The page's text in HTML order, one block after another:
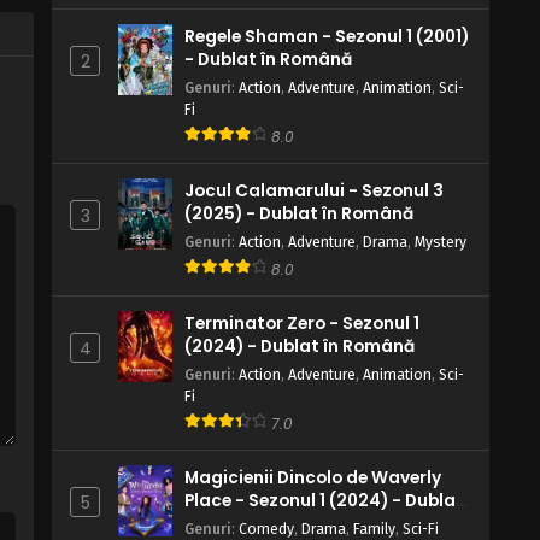
W.I.T.C.H. – Sezonul 2 Episodul 2 – T
de la Trădare
Eps 2 - T de la Trădare - 5 May, 2025
W.I.T.C.H. – Sezonul 2 Episodul 1 – A
de la Anonim
Eps 1 - A de la Anonim - 5 May, 2025
2
Regele Shaman - Sezonul 1 (2001)
- Dublat în Română
Genuri: Action, Adventure, Animation, Sci-
Fi
8.0
3
Jocul Calamarului - Sezonul 3
(2025) - Dublat în Română
Genuri: Action, Adventure, Drama, Mystery
8.0
4
Terminator Zero - Sezonul 1
(2024) - Dublat în Română
Genuri: Action, Adventure, Animation, Sci-
Fi
7.0
5
Magicienii Dincolo de Waverly
Place - Sezonul 1 (2024) - Dublat
în Română
Genuri: Comedy, Drama, Family, Sci-Fi